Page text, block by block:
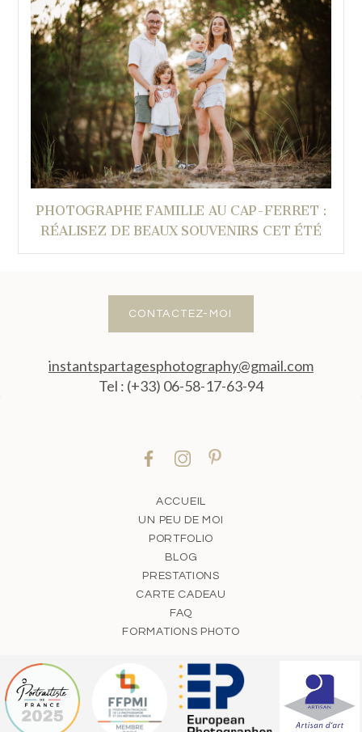
PHOTOGRAPHE FAMILLE AU CAP-FERRET :
RÉALISEZ DE BEAUX SOUVENIRS CET ÉTÉ
CONTACTEZ-MOI
instantspartagesphotography@gmail.com
Tel : (+33) 06-58-17-63-94
ACCUEIL
UN PEU DE MOI
PORTFOLIO
BLOG
PRESTATIONS
CARTE CADEAU
FAQ
FORMATIONS PHOTO